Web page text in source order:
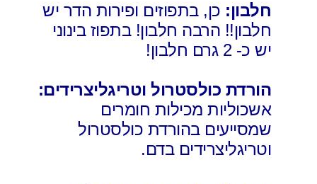
חלבון: כן, בתפוזים ופירות הדר יש
חלבון!! הרבה חלבון! בתפוז בינוני
יש כ- 2 גרם חלבון!
הורדת כולסטרול וטריגליצרידים:
אשכוליות מכילות חומרים
שמסייעים בהורדת כולסטרול
וטריגליצרידים בדם.